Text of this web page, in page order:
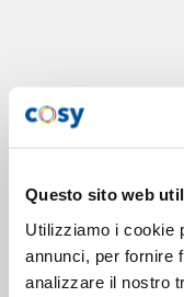
Questo sito web
Utilizziamo i cookie
annunci, per fornire
analizzare il nostro